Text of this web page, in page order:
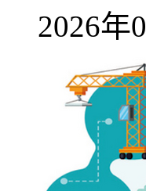
2026年